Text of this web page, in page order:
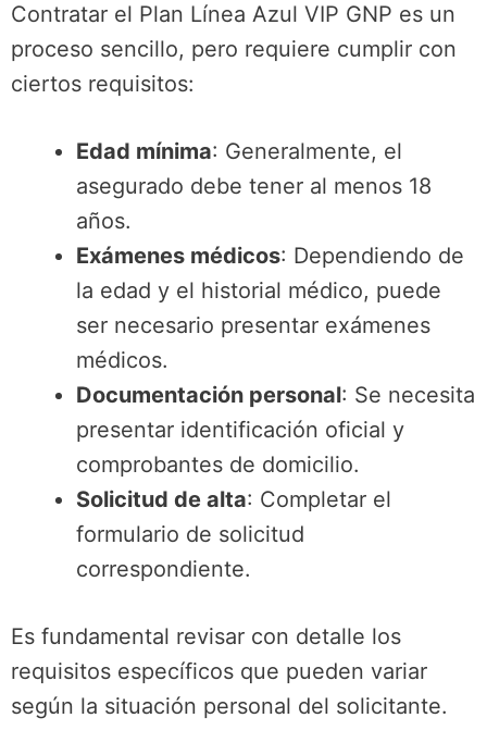
Contratar el Plan Línea Azul VIP GNP es un
proceso sencillo, pero requiere cumplir con
ciertos requisitos:
Edad mínima: Generalmente, el
asegurado debe tener al menos 18
años.
Exámenes médicos: Dependiendo de
la edad y el historial médico, puede
ser necesario presentar exámenes
médicos.
Documentación personal: Se necesita
presentar identificación oficial y
comprobantes de domicilio.
Solicitud de alta: Completar el
formulario de solicitud
correspondiente.
Es fundamental revisar con detalle los
requisitos específicos que pueden variar
según la situación personal del solicitante.